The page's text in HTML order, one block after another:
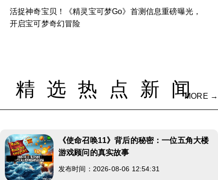
活捉神奇宝贝！《精灵宝可梦Go》首测信息重磅曝光，
开启宝可梦奇幻冒险
精选热点新闻
MORE →
《使命召唤11》背后的秘密：一位五角大楼
游戏顾问的真实故事
发布时间：2026-08-06 12:54:31